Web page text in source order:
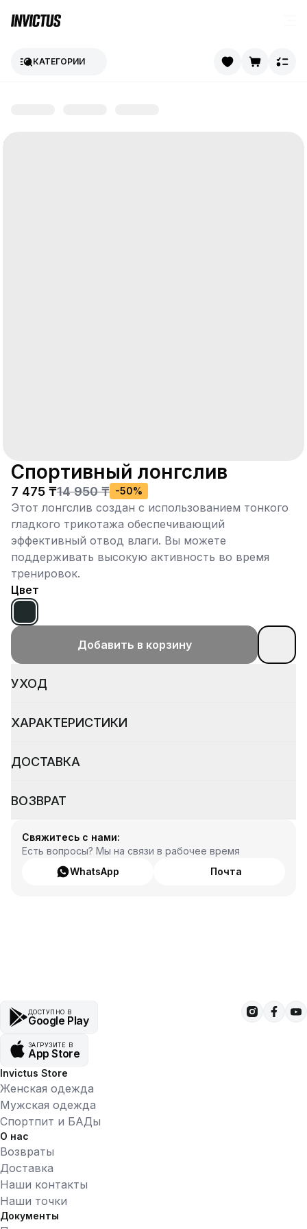
КАТЕГОРИИ
Спортивный лонгслив
7 475 ₸14 950 ₸ -50%
Этот лонгслив создан с использованием тонкого
гладкого трикотажа обеспечивающий
эффективный отвод влаги. Вы можете
поддерживать высокую активность во время
тренировок.
Цвет
Добавить в корзину
УХОД
ХАРАКТЕРИСТИКИ
ДОСТАВКА
ВОЗВРАТ
Свяжитесь с нами:
Есть вопросы? Мы на связи в рабочее время
WhatsApp
Почта
ДОСТУПНО В
Google Play
ЗАГРУЗИТЕ В
App Store
Invictus Store
Женская одежда
Мужская одежда
Спортпит и БАДы
О нас
Возвраты
Доставка
Наши контакты
Наши точки
Документы